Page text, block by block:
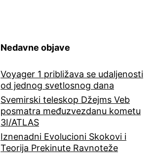
Nedavne objave
Voyager 1 približava se udaljenosti
od jednog svetlosnog dana
Svemirski teleskop Džejms Veb
posmatra međuzvezdanu kometu
3I/ATLAS
Iznenadni Evolucioni Skokovi i
Teorija Prekinute Ravnoteže